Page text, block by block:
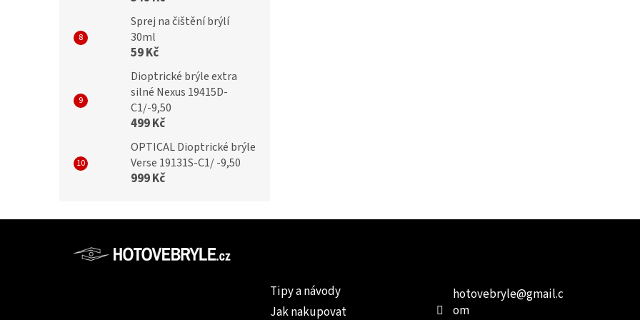
Sprej na čištění brýlí
30ml
59 Kč
Dioptrické brýle extra
silné Nexus 19415D-
C1/-9,50
499 Kč
OPTICAL Dioptrické brýle
Verse 19131S-C1/ -9,50
999 Kč
Tipy a návody
Jak nakupovat
hotovebryle@gmail.c
om